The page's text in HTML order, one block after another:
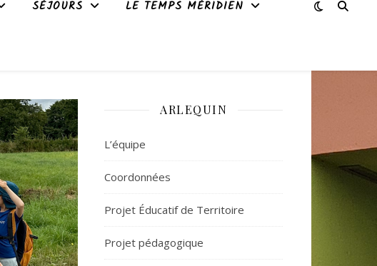
SÉJOURS LE TEMPS MÉRIDIEN
ARLEQUIN
L’équipe
Coordonnées
Projet Éducatif de Territoire
Projet pédagogique